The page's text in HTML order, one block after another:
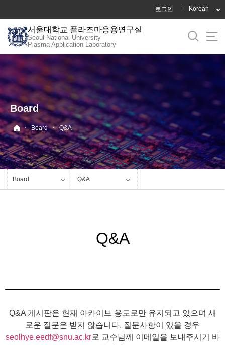
로
메
뉴
로그인 Korean
서울대학교 플라즈마응용연구실
Seoul National University
Plasma Application Laboratory
Board
· Board · Q&A
Board Q&A
Q&A
Q&A 게시판은 현재 아카이브 용도로만 유지되고 있으며 새
로운 질문은 받지 않습니다. 질문사항이 있을 경우
seolhye.eedf@snu.ac.kr로 교수님께 이메일을 보내주시기 바